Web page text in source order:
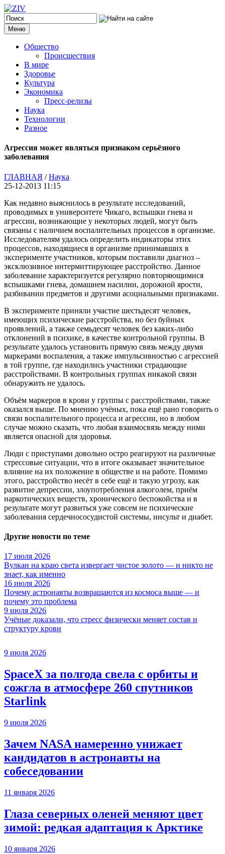
Меню
Общество
Происшествия
В мире
Здоровье
Культура
Экономика
Пресс-релизы
Наука
Технологии
Разное
Агрессия может являться признаком серьёзного
заболевания
ГЛАВНАЯ /Наука
25-12-2013 11:15
Как недавно выяснилось в результате исследований,
проводимых в университете Чикаго, вспышки гнева и
агрессии, возникающие у некоторых людей, могут быть
связаны с наличием воспалительных процессов в организме.
Исследователям удалось определить индикаторы этих
процессов, находящиеся в организме принимавших в
эксперименте участников, которым поставили диагноз –
эксклюзивное интермиттирующее расстройство. Данное
заболевание характеризуется регулярно повторяющимися
вспышками гнева, домашнем насилии, дорожной ярости,
разбивании предметов и другими асоциальными признаками.
В эксперименте приняли участие шестьдесят человек,
имеющих психические расстройства, но без буйных
проявлений, а также семьдесят человек без каких-либо
отклонений в психике, в качестве контрольной группы. В
результате удалось установить прямую связь между двумя
маркерами воспаления, а также импульсивностью с агрессией
в той группе, где находились участники страдающие
расстройствами. В контрольных группах никакой связи
обнаружить не удалось.
Объём маркеров в крови у группы с расстройствами, также
оказался выше. По мнению учёных, пока ещё рано говорить о
связи воспалительного процесса и агрессии, но в любом
случае можно сказать, что любая взаимосвязь между ними
является опасной для здоровья.
Люди с приступами довольно остро реагируют на различные
стрессовые ситуации, что в итоге оказывает значительное
влияние на их положение в обществе и на работе. Помимо
этого, расстройство несёт в себе ещё и такую угрозу, как
развитие депрессии, злоупотребления алкоголем, приём
наркотических веществ, хронического беспокойства и в
результате могут развиться уже совсем не психические
заболевания сердечнососудистой системы, инсульт и диабет.
Другие новости по теме
17 июля 2026
Вулкан на краю света извергает чистое золото — и никто не
знает, как именно
16 июля 2026
Почему астронавты возвращаются из космоса выше — и
почему это проблема
9 июля 2026
Учёные доказали, что стресс физически меняет состав и
структуру крови
9 июля 2026
SpaceX за полгода свела с орбиты и
сожгла в атмосфере 260 спутников
Starlink
9 июля 2026
Зачем NASA намеренно унижает
кандидатов в астронавты на
собеседовании
11 января 2026
Глаза северных оленей меняют цвет
зимой: редкая адаптация к Арктике
10 января 2026